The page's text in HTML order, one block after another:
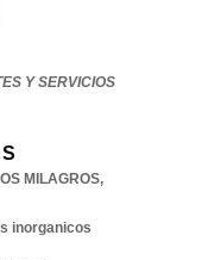
Y SERVICIOS
MILAGROS,
inorganicos